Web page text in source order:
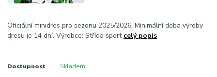
Oficiální minidres pro sezonu 2025/2026. Minimální doba výroby
dresu je 14 dní. Výrobce: Střída sport celý popis
Dostupnost Skladem